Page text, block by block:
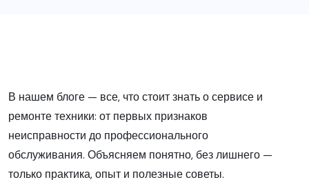
В нашем блоге — все, что стоит знать о сервисе и
ремонте техники: от первых признаков
неисправности до профессионального
обслуживания. Объясняем понятно, без лишнего —
только практика, опыт и полезные советы.